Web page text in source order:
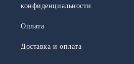
конфиденциальности
Оплата
Доставка и оплата